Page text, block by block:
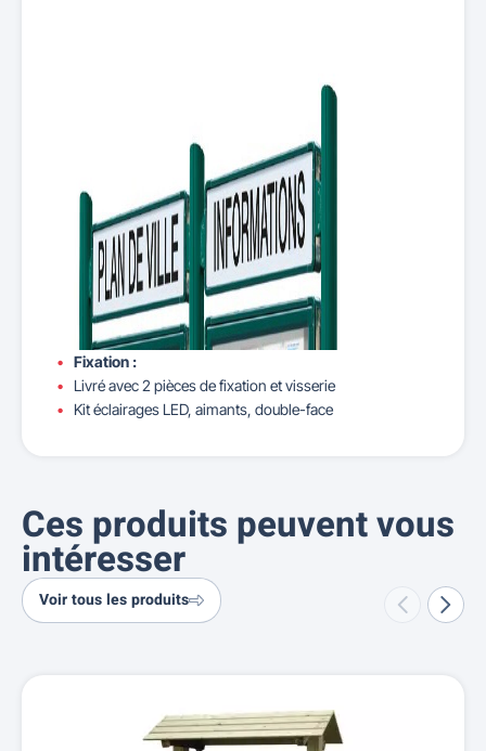
Fixation :
Livré avec 2 pièces de fixation et visserie
Kit éclairages LED, aimants, double-face
Ces produits peuvent vous
intéresser
Voir tous les produits